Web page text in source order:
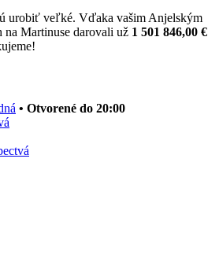
urobiť veľké. Vďaka vašim Anjelským
na Martinuse darovali už 1 501 846,00 €
• Otvorené do 20:00